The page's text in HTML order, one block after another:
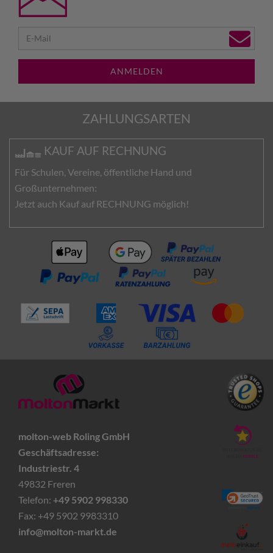
ANMELDEN
ZAHLUNGSARTEN
KAUF AUF RECHNUNG
Für Schulen, Vereine, öffentliche Hand und
Großunternehmen:
Jetzt auch Kauf auf RECHNUNG möglich!
molton-web Roling GmbH
Geschäftsadresse:
Industriestr. 4
49832 Freren
Telefon: +49 5902 998330
Fax: +49 5902 9983310
info@molton-markt.de